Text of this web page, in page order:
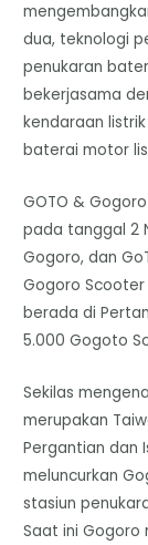
dua, teknologi
penukaran
bekerjasama
kendaraan
baterai motor
GOTO &
pada tanggal 2
Gogoro, dan
Gogoro
berada di
5.000 Gogoto
Sekilas
merupakan
Pergantian dan
meluncurkan
stasiun
Saat ini Gogoro